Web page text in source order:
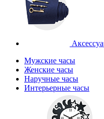
Мужские часы
Женские часы
Наручные часы
Интерьерные часы